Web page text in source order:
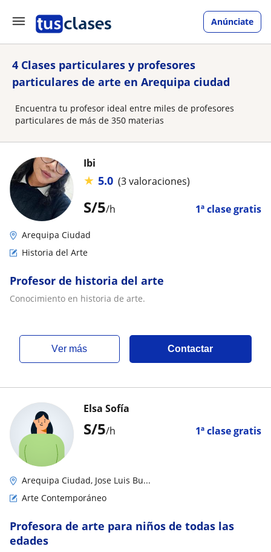
Anúnciate
4 Clases particulares y profesores
particulares de arte en Arequipa ciudad
Encuentra tu profesor ideal entre miles de profesores
particulares de más de 350 materias
S/5/h 1ª clase gratis
Ibi
★ 5.0 (3 valoraciones)
Arequipa Ciudad
Historia del Arte
Profesor de historia del arte
Conocimiento en historia de arte.
ver más Contactar
S/5/h 1ª clase gratis
Elsa Sofía
Arequipa Ciudad, Jose Luis Bu...
Arte Contemporáneo
Profesora de arte para niños de todas las
edades